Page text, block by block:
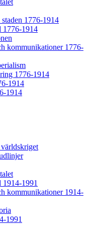
1776-1914
1776-1914
kommunikationer 1776-
1776-1914
1914
1914
1991
kommunikationer 1914-
1991